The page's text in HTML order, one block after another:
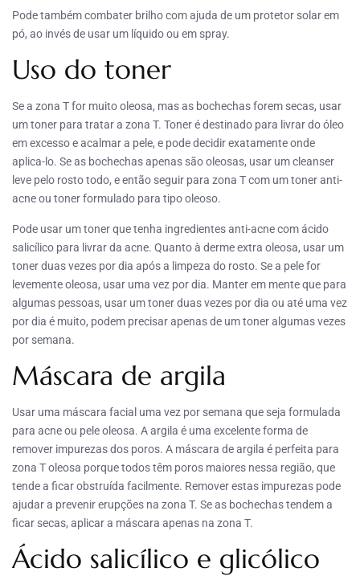
Pode também combater brilho com ajuda de um protetor solar em
pó, ao invés de usar um líquido ou em spray.
Uso do toner
Se a zona T for muito oleosa, mas as bochechas forem secas, usar
um toner para tratar a zona T. Toner é destinado para livrar do óleo
em excesso e acalmar a pele, e pode decidir exatamente onde
aplica-lo. Se as bochechas apenas são oleosas, usar um cleanser
leve pelo rosto todo, e então seguir para zona T com um toner anti-
acne ou toner formulado para tipo oleoso.
Pode usar um toner que tenha ingredientes anti-acne com ácido
salicílico para livrar da acne. Quanto à derme extra oleosa, usar um
toner duas vezes por dia após a limpeza do rosto. Se a pele for
levemente oleosa, usar uma vez por dia. Manter em mente que para
algumas pessoas, usar um toner duas vezes por dia ou até uma vez
por dia é muito, podem precisar apenas de um toner algumas vezes
por semana.
Máscara de argila
Usar uma máscara facial uma vez por semana que seja formulada
para acne ou pele oleosa. A argila é uma excelente forma de
remover impurezas dos poros. A máscara de argila é perfeita para
zona T oleosa porque todos têm poros maiores nessa região, que
tende a ficar obstruída facilmente. Remover estas impurezas pode
ajudar a prevenir erupções na zona T. Se as bochechas tendem a
ficar secas, aplicar a máscara apenas na zona T.
Ácido salicílico e glicólico